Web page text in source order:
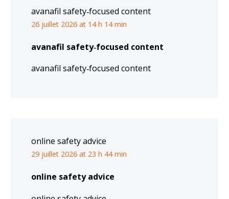
avanafil safety‑focused content
26 juillet 2026 at 14 h 14 min
avanafil safety‑focused content
avanafil safety‑focused content
online safety advice
29 juillet 2026 at 23 h 44 min
online safety advice